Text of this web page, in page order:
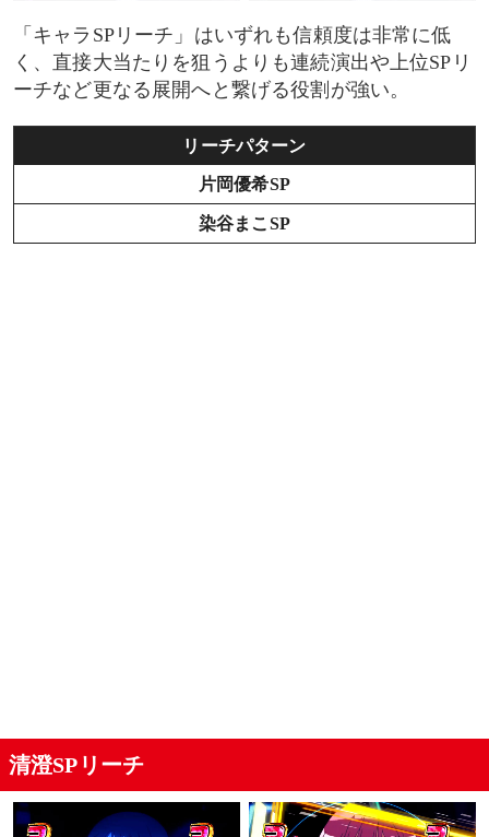
「キャラSPリーチ」はいずれも信頼度は非常に低
く、直接大当たりを狙うよりも連続演出や上位SPリ
ーチなど更なる展開へと繋げる役割が強い。
リーチパターン
片岡優希SP
染谷まこSP
清澄SPリーチ